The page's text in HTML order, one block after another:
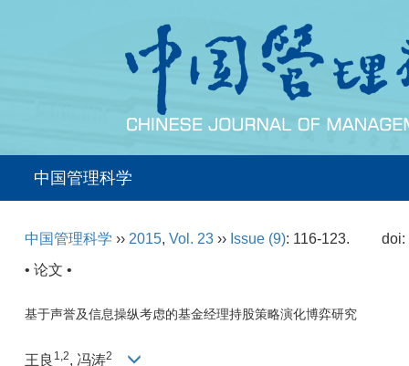
中国管理科学
中国管理科学 ›› 2015, Vol. 23 ›› Issue (9): 116-123.
doi:
• 论文 •
基于声誉及信息操纵考虑的基金经理持股策略演化博弈研究
王良 1,2, 冯涛2